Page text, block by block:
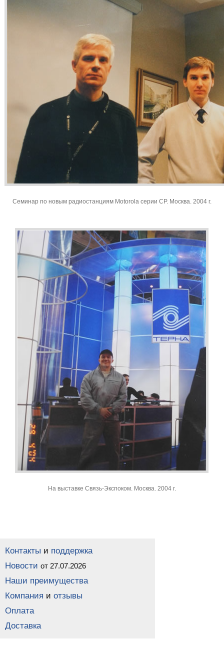
Семинар по новым радиостанциям Motorola серии CP. Москва. 2004 г.
На выставке Связь-Экспоком. Москва. 2004 г.
Контакты и поддержка
Новости от 27.07.2026
Наши преимущества
Компания и отзывы
Оплата
Доставка